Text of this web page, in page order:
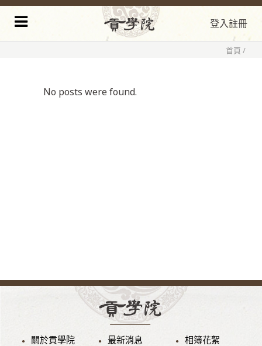
登入註冊
首頁 /
No posts were found.
關於貢學院 最新消息
相簿花絮